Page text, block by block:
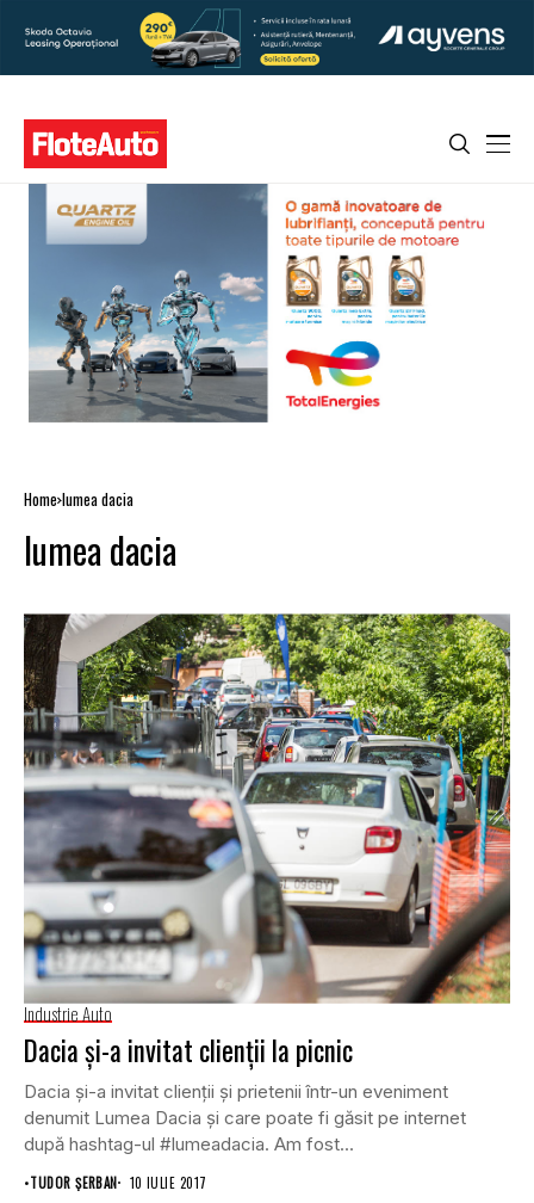
Home lumea dacia
lumea dacia
Industrie Auto
Dacia și-a invitat clienții la picnic
Dacia și-a invitat clienții și prietenii într-un eveniment
denumit Lumea Dacia și care poate fi găsit pe internet
după hashtag-ul #lumeadacia. Am fost...
•TUDOR ȘERBAN 10 IULIE 2017